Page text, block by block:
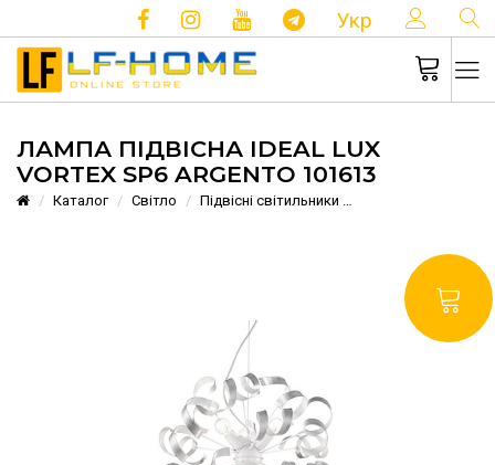
Укр
ЛАМПА ПІДВІСНА IDEAL LUX
VORTEX SP6 ARGENTO 101613
Каталог Cвітло Підвісні світильники